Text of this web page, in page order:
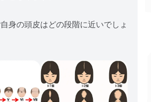
身の頭皮はどの段階に近いでしょ